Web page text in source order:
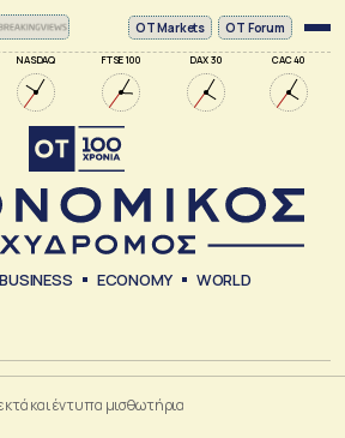
NASDAQ FTSE 100 DAX 30 CAC 40
ΟΤ Markets OT Forum
BUSINESS ECONOMY WORLD
και έντυπα μισθωτήρια